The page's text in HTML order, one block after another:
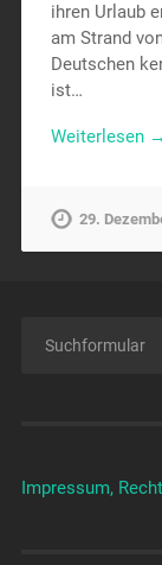
ihren Urlaub
am Strand
Deutschen
ist…
Weiterlesen →
29.
Impressum,